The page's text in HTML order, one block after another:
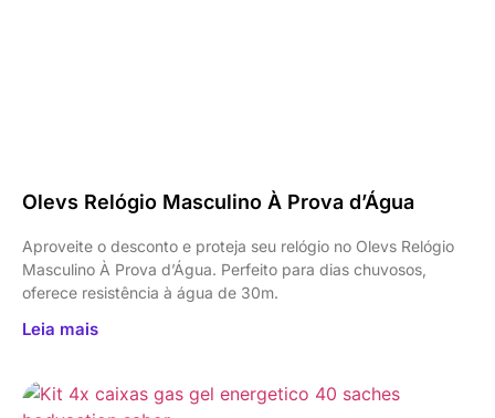
Olevs Relógio Masculino À Prova d’Água
Aproveite o desconto e proteja seu relógio no Olevs Relógio
Masculino À Prova d’Água. Perfeito para dias chuvosos,
oferece resistência à água de 30m.
Leia mais